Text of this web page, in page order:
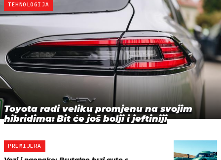
TEHNOLOGIJA
Toyota radi veliku promjenu na svojim
hibridima: Bit će još bolji i jeftiniji
PREMIJERA